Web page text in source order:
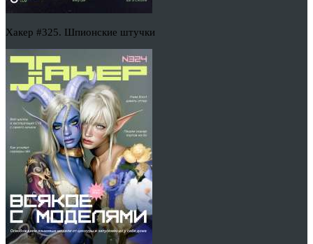
Хакер #325. Шпионские штучки